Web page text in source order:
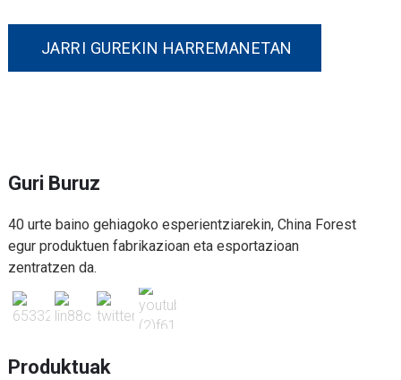
JARRI GUREKIN HARREMANETAN
Guri Buruz
40 urte baino gehiagoko esperientziarekin, China Forest
egur produktuen fabrikazioan eta esportazioan
zentratzen da.
Produktuak